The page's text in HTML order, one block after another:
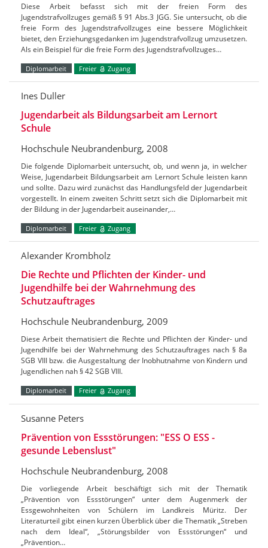
Diese Arbeit befasst sich mit der freien Form des
Jugendstrafvollzuges gemäß § 91 Abs.3 JGG. Sie untersucht, ob die
freie Form des Jugendstrafvollzuges eine bessere Möglichkeit
bietet, den Erziehungsgedanken im Jugendstrafvollzug umzusetzen.
Als ein Beispiel für die freie Form des Jugendstrafvollzuges…
Diplomarbeit Freier Zugang
Ines Duller
Jugendarbeit als Bildungsarbeit am Lernort
Schule
Hochschule Neubrandenburg, 2008
Die folgende Diplomarbeit untersucht, ob, und wenn ja, in welcher
Weise, Jugendarbeit Bildungsarbeit am Lernort Schule leisten kann
und sollte. Dazu wird zunächst das Handlungsfeld der Jugendarbeit
vorgestellt. In einem zweiten Schritt setzt sich die Diplomarbeit mit
der Bildung in der Jugendarbeit auseinander,…
Diplomarbeit Freier Zugang
Alexander Krombholz
Die Rechte und Pflichten der Kinder- und
Jugendhilfe bei der Wahrnehmung des
Schutzauftrages
Hochschule Neubrandenburg, 2009
Diese Arbeit thematisiert die Rechte und Pflichten der Kinder- und
Jugendhilfe bei der Wahrnehmung des Schutzauftrages nach § 8a
SGB VIII bzw. die Ausgestaltung der Inobhutnahme von Kindern und
Jugendlichen nah § 42 SGB VIII.
Diplomarbeit Freier Zugang
Susanne Peters
Prävention von Essstörungen: "ESS O ESS -
gesunde Lebenslust"
Hochschule Neubrandenburg, 2008
Die vorliegende Arbeit beschäftigt sich mit der Thematik
„Prävention von Essstörungen“ unter dem Augenmerk der
Essgewohnheiten von Schülern im Landkreis Müritz. Der
Literaturteil gibt einen kurzen Überblick über die Thematik „Streben
nach dem Ideal“, „Störungsbilder von Essstörungen“ und
„Prävention…